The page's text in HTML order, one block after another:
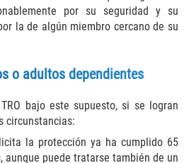
Cuello Blanco
Indebida de Fondos
de Fondos
por su seguridad y su
la de algún miembro cercano de su
o adultos dependientes
bajo este supuesto, si se logran
circunstancias:
la protección ya ha cumplido 65
aunque puede tratarse también de un